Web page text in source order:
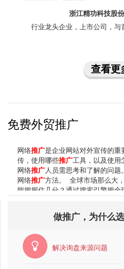
浙江精功科技股
行业龙头企业，上市公司，与
查看更
免费外贸推广
网络推广是企业网站对外宣传的重
传，使用哪些推广工具，以及使用
网络推广 人员需思考和了解的问
网络推广方法。 全球市场那么大
能把握住几分？通过搜索引擎把全
的。然而你必须清楚一点：凡事都
的手段，本质上越是一种困难的、
如下PayPal
外贸中文门户网站列出
段，均不涉...
做推广，为什么
解决询盘来源问题